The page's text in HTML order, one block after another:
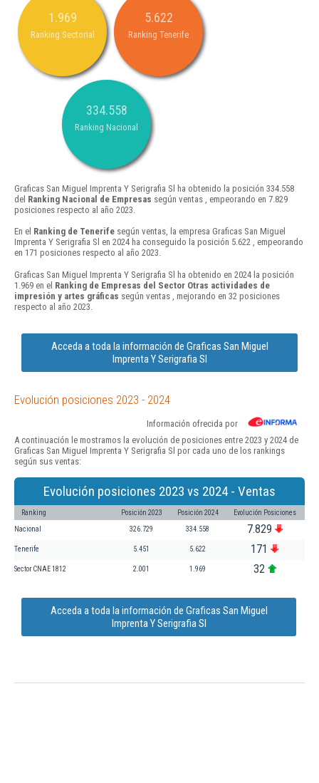
1.969
Ranking Sectorial
5.622
Ranking Tenerife
334.558
Ranking Nacional
Graficas San Miguel Imprenta Y Serigrafia Sl ha obtenido la posición 334.558
del Ranking Nacional de Empresas según ventas , empeorando en 7.829
posiciones respecto al año 2023.
En el Ranking de Tenerife según ventas, la empresa Graficas San Miguel
Imprenta Y Serigrafia Sl en 2024 ha conseguido la posición 5.622 , empeorando
en 171 posiciones respecto al año 2023.
Graficas San Miguel Imprenta Y Serigrafia Sl ha obtenido en 2024 la posición
1.969 en el Ranking de Empresas del Sector Otras actividades de
impresión y artes gráficas según ventas , mejorando en 32 posiciones
respecto al año 2023.
Acceda a toda la información de Graficas San Miguel
Imprenta Y Serigrafia Sl
Evolución posiciones 2023 - 2024
Información ofrecida por
A continuación le mostramos la evolución de posiciones entre 2023 y 2024 de
Graficas San Miguel Imprenta Y Serigrafia Sl por cada uno de los rankings
según sus ventas:
Evolución posiciones 2023 vs 2024 - Ventas
Ranking Posición 2023 Posición 2024 Evolución Posiciones
Nacional 326.729 334.558 7.829
Tenerife 5.451 5.622 171
Sector CNAE 1812 2.001 1.969 32
Acceda a toda la información de Graficas San Miguel
Imprenta Y Serigrafia Sl